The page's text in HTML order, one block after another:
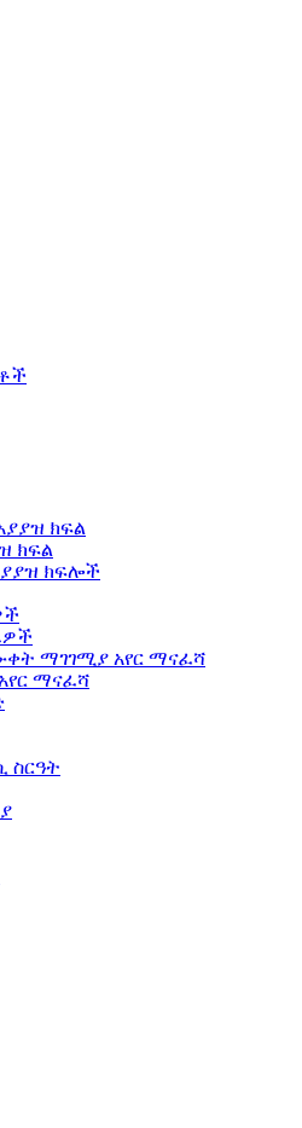
ክፍል
ክፍል
ክፍሎች
ማገገሚያ አየር ማናፈሻ
ማናፈሻ
ስርዓት